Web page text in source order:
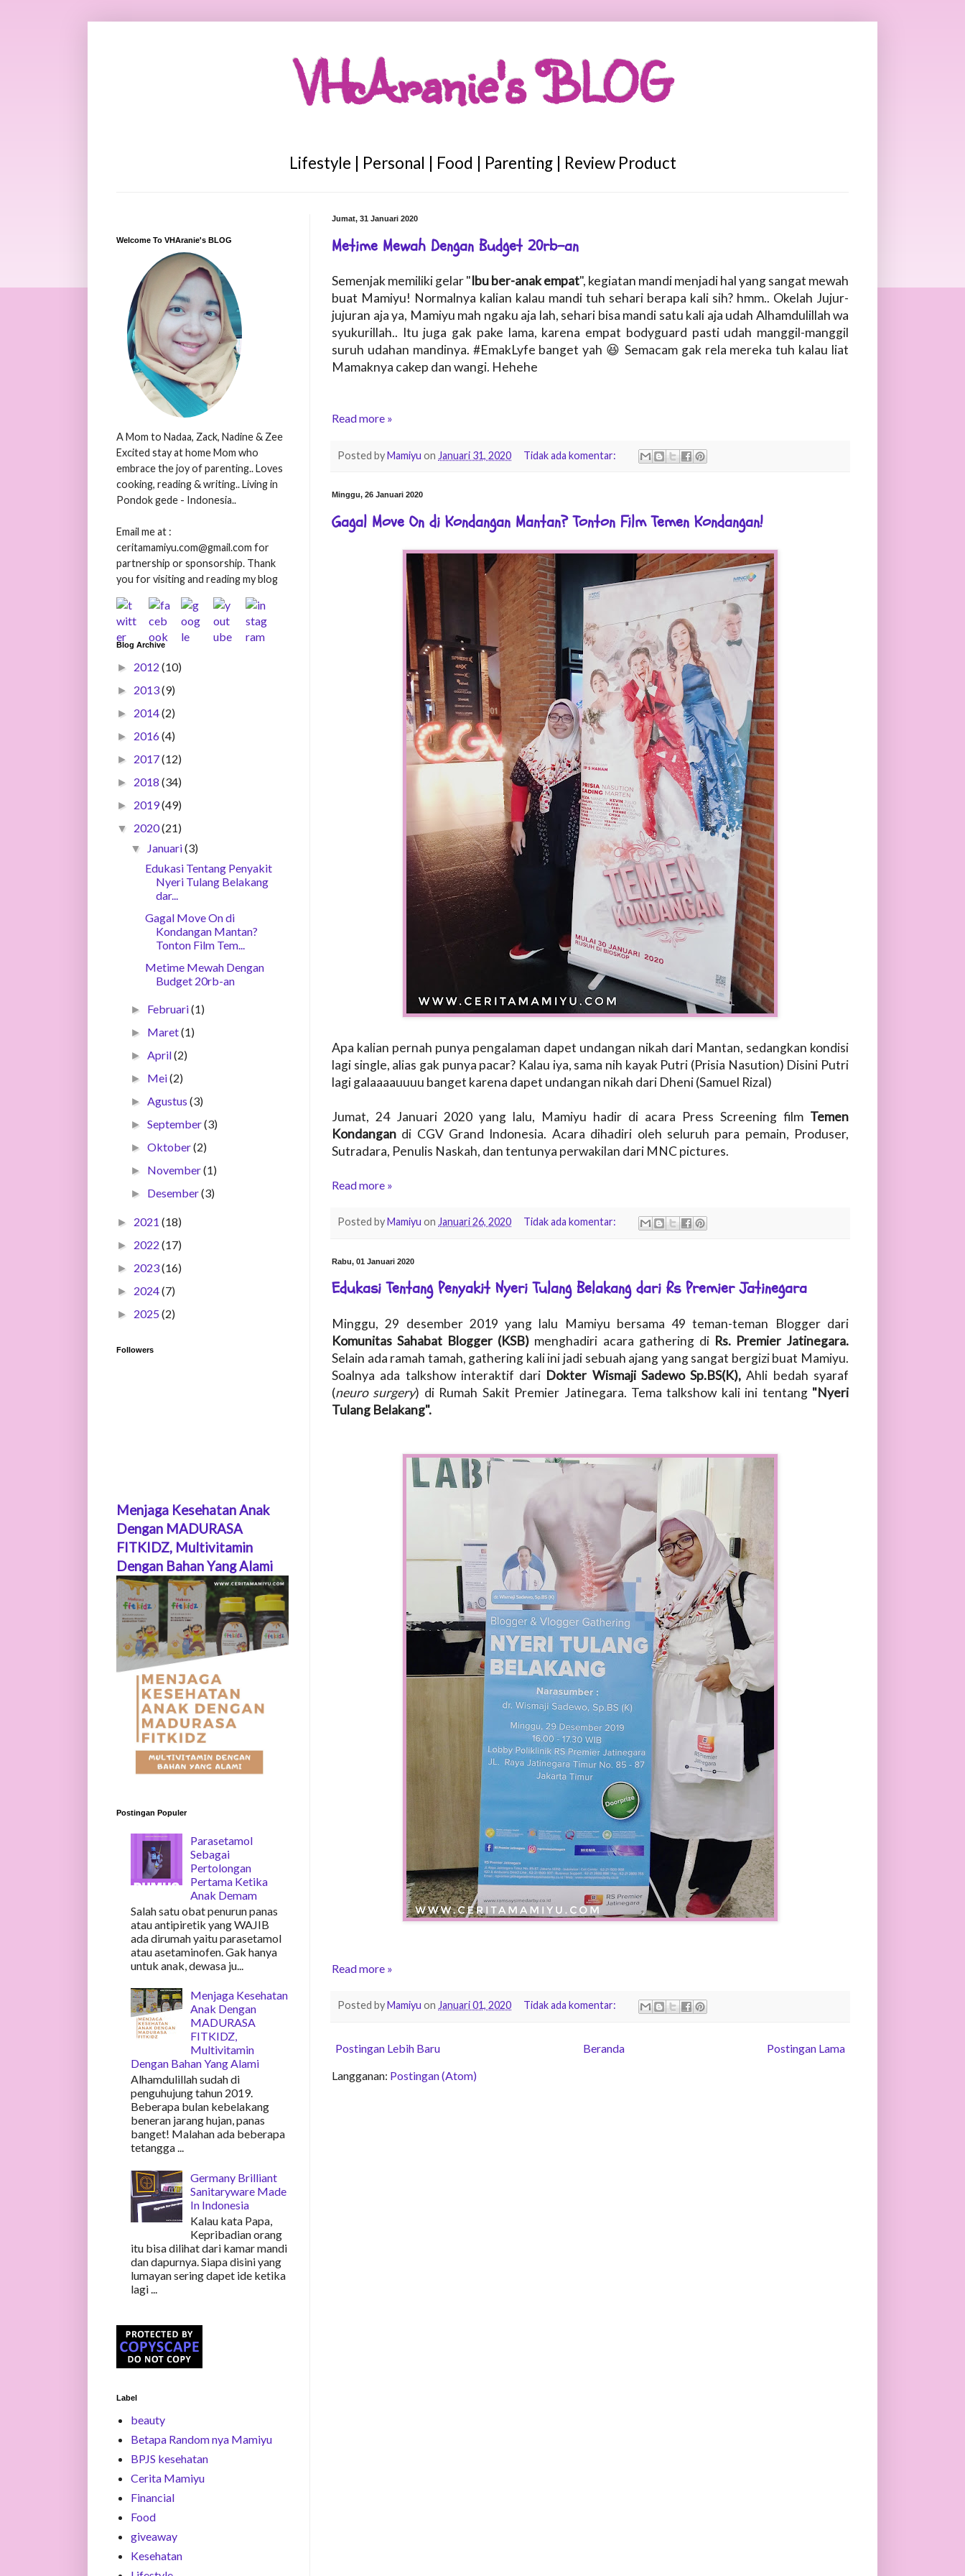
VHAranie's BLOG
Lifestyle | Personal | Food | Parenting | Review Product
Jumat, 31 Januari 2020
Metime Mewah Dengan Budget 20rb-an
Semenjak memiliki gelar "Ibu ber-anak empat", kegiatan mandi menjadi hal yang sangat mewah
buat Mamiyu! Normalnya kalian kalau mandi tuh sehari berapa kali sih? hmm.. Okelah Jujur-
jujuran aja ya, Mamiyu mah ngaku aja lah, sehari bisa mandi satu kali aja udah Alhamdulillah wa
syukurillah.. Itu juga gak pake lama, karena empat bodyguard pasti udah manggil-manggil
suruh udahan mandinya. #EmakLyfe banget yah 😆 Semacam gak rela mereka tuh kalau liat
Mamaknya cakep dan wangi. Hehehe
Read more »
Posted byMamiyu on Januari 31, 2020 Tidak ada komentar:
Minggu, 26 Januari 2020
Gagal Move On di Kondangan Mantan? Tonton Film Temen Kondangan!
Apa kalian pernah punya pengalaman dapet undangan nikah dari Mantan, sedangkan kondisi
lagi single, alias gak punya pacar? Kalau iya, sama nih kayak Putri (Prisia Nasution) Disini Putri
lagi galaaaauuuu banget karena dapet undangan nikah dari Dheni (Samuel Rizal)
Jumat, 24 Januari 2020 yang lalu, Mamiyu hadir di acara Press Screening film Temen
Kondangan di CGV Grand Indonesia. Acara dihadiri oleh seluruh para pemain, Produser,
Sutradara, Penulis Naskah, dan tentunya perwakilan dari MNC pictures.
Read more »
Posted byMamiyu on Januari 26, 2020 Tidak ada komentar:
Rabu, 01 Januari 2020
Edukasi Tentang Penyakit Nyeri Tulang Belakang dari Rs Premier Jatinegara
Minggu, 29 desember 2019 yang lalu Mamiyu bersama 49 teman-teman Blogger dari
Komunitas Sahabat Blogger (KSB) menghadiri acara gathering di Rs. Premier Jatinegara.
Selain ada ramah tamah, gathering kali ini jadi sebuah ajang yang sangat bergizi buat Mamiyu.
Soalnya ada talkshow interaktif dari Dokter Wismaji Sadewo Sp.BS(K),Ahli bedah syaraf
(neuro surgery) di Rumah Sakit Premier Jatinegara. Tema talkshow kali ini tentang "Nyeri
Tulang Belakang".
Read more »
Posted byMamiyu on Januari 01, 2020 Tidak ada komentar:
Postingan Lebih Baru Postingan Lama
Beranda
Langganan: Postingan (Atom)
Welcome To VHAranie's BLOG
A Mom to Nadaa, Zack, Nadine & Zee
Excited stay at home Mom who
embrace the joy of parenting.. Loves
cooking, reading & writing.. Living in
Pondok gede - Indonesia..
Email me at :
ceritamamiyu.com@gmail.com for
partnership or sponsorship. Thank
you for visiting and reading my blog
Blog Archive
► 2012 (10)
► 2013(9)
► 2014(2)
► 2016(4)
► 2017(12)
► 2018 (34)
► 2019(49)
▼ 2020(21)
▼ Januari(3)
Edukasi Tentang Penyakit
Nyeri Tulang Belakang
dar...
Gagal Move On di
Kondangan Mantan?
Tonton Film Tem...
Metime Mewah Dengan
Budget 20rb-an
► Februari(1)
► Maret(1)
►April(2)
► Mei(2)
►Agustus(3)
►September(3)
►Oktober(2)
► November(1)
► Desember(3)
► 2021 (18)
► 2022 (17)
► 2023(16)
► 2024(7)
► 2025(2)
Followers
Menjaga Kesehatan Anak
Dengan MADURASA
FITKIDZ, Multivitamin
Dengan Bahan Yang Alami
Postingan Populer
Parasetamol
Sebagai
Pertolongan
Pertama Ketika
Anak Demam
Salah satu obat penurun panas
atau antipiretik yang WAJIB
ada dirumah yaitu parasetamol
atau asetaminofen. Gak hanya
untuk anak, dewasa ju...
Menjaga Kesehatan
Anak Dengan
MADURASA
FITKIDZ,
Multivitamin
Dengan Bahan Yang Alami
Alhamdulillah sudah di
penguhujung tahun 2019.
Beberapa bulan kebelakang
beneran jarang hujan, panas
banget! Malahan ada beberapa
tetangga ...
Germany Brilliant
Sanitaryware Made
In Indonesia
Kalau kata Papa,
Kepribadian orang
itu bisa dilihat dari kamar mandi
dan dapurnya. Siapa disini yang
lumayan sering dapet ide ketika
lagi ...
Label
beauty
Betapa Random nya Mamiyu
BPJS kesehatan
Cerita Mamiyu
Financial
Food
giveaway
Kesehatan